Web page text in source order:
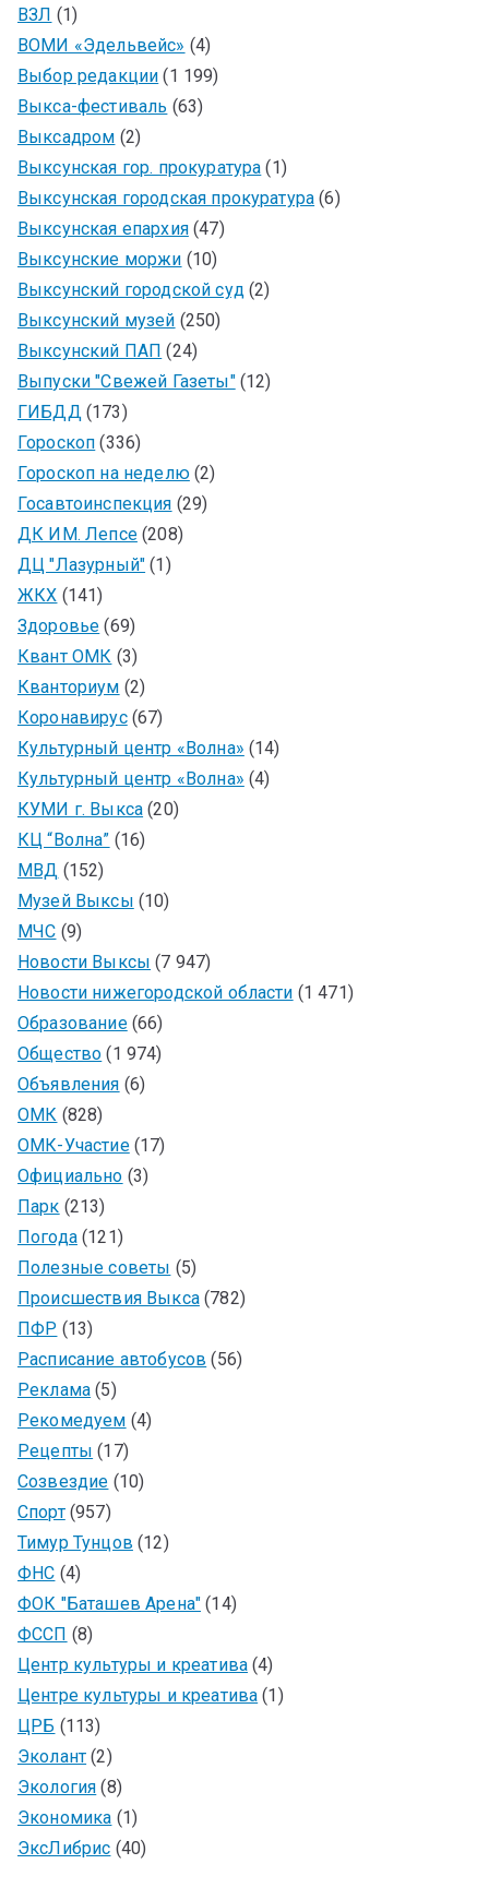
ВЗЛ (1)
ВОМИ «Эдельвейс» (4)
Выбор редакции (1 199)
Выкса-фестиваль (63)
Выксадром (2)
Выксунская гор. прокуратура (1)
Выксунская городская прокуратура (6)
Выксунская епархия(47)
Выксунские моржи (10)
Выксунский городской суд (2)
Выксунский музей (250)
Выксунский ПАП (24)
Выпуски "Свежей Газеты"(12)
ГИБДД (173)
Гороскоп (336)
Гороскоп на неделю(2)
Госавтоинспекция (29)
ДК ИМ. Лепсе(208)
ДЦ "Лазурный" (1)
ЖКХ (141)
Здоровье (69)
Квант ОМК (3)
Кванториум (2)
Коронавирус(67)
Культурный центр «Волна» (14)
Культурный центр «Волна» (4)
КУМИ г. Выкса (20)
КЦ “Волна” (16)
МВД (152)
Музей Выксы (10)
МЧС (9)
Новости Выксы (7 947)
Новости нижегородской области (1 471)
Образование(66)
Общество (1 974)
Объявления (6)
ОМК (828)
ОМК-Участие(17)
Официально (3)
Парк (213)
Погода(121)
Полезные советы (5)
Происшествия Выкса(782)
ПФР (13)
Расписание автобусов (56)
Реклама (5)
Рекомедуем (4)
Рецепты (17)
Созвездие (10)
Спорт(957)
Тимур Тунцов (12)
ФНС (4)
ФОК "Баташев Арена" (14)
ФССП (8)
Центр культуры и креатива (4)
Центре культуры и креатива (1)
ЦРБ (113)
Эколант (2)
Экология (8)
Экономика (1)
ЭксЛибрис (40)